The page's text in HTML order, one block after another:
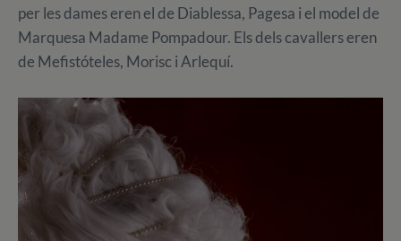
per les dames eren el de Diablessa, Pagesa i el model de
Marquesa Madame Pompadour. Els dels cavallers eren
de Mefistóteles, Morisc i Arlequí.